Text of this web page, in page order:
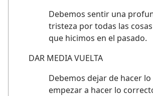
Debemos sentir una
tristeza por todas las
que hicimos en el pasado.
DAR MEDIA VUELTA
Debemos dejar de hacer
empezar a hacer lo